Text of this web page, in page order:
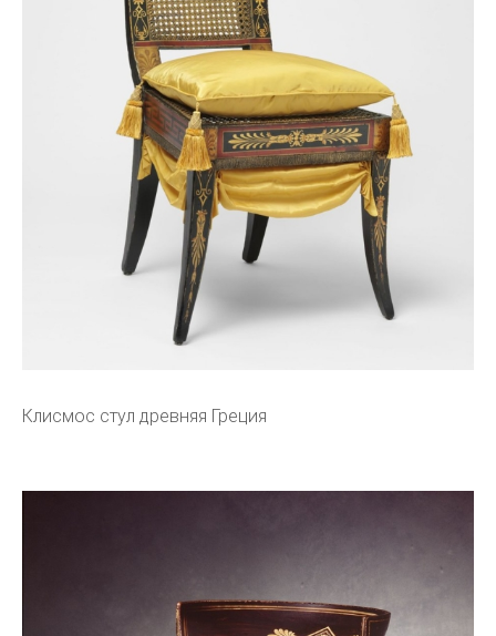
Клисмос стул древняя Греция